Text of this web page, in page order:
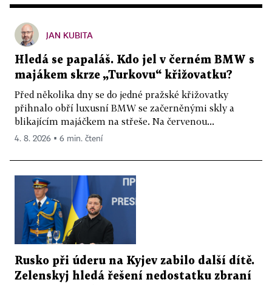
JAN KUBITA
Hledá se papaláš. Kdo jel v černém BMW s
majákem skrze „Turkovu“ křižovatku?
Před několika dny se do jedné pražské křižovatky
přihnalo obří luxusní BMW se začerněnými skly a
blikajícím majáčkem na střeše. Na červenou...
4. 8. 2026 ▪ 6 min. čtení
Rusko při úderu na Kyjev zabilo další dítě.
Zelenskyj hledá řešení nedostatku zbraní